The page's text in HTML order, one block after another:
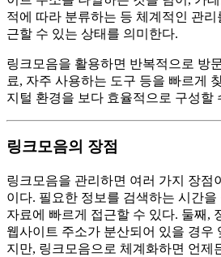
적에 따라 분류하는 등 체계적인 관
근할 수 있는 상태를 의미한다.
링크모음을 활용하면 반복적으로 방
료, 자주 사용하는 도구 등을 빠르게
지털 환경을 보다 효율적으로 구성할
링크모음의 장점
링크모음을 관리하면 여러 가지 장점
이다. 필요한 정보를 검색하는 시간
자료에 빠르게 접근할 수 있다. 둘째,
웹사이트 주소가 분산되어 있을 경우
지만, 링크모음으로 체계화하면 언제